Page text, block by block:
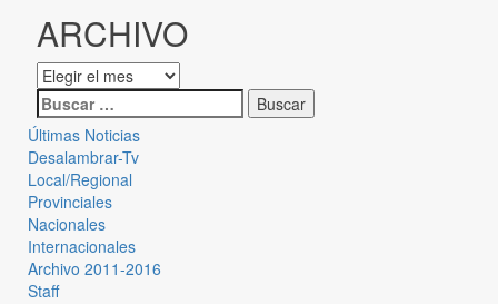
ARCHIVO
Últimas Noticias
Desalambrar-Tv
Local/Regional
Provinciales
Nacionales
Internacionales
Archivo 2011-2016
Staff